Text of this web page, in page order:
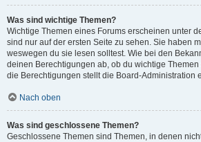
Was sind wichtige Themen?
Wichtige Themen eines Forums erscheinen unter
sind nur auf der ersten Seite zu sehen. Sie haben
weswegen du sie lesen solltest. Wie bei den
deinen Berechtigungen ab, ob du wichtige
die Berechtigungen stellt die Board-Administration
Nach oben
Was sind geschlossene Themen?
Geschlossene Themen sind Themen, in denen